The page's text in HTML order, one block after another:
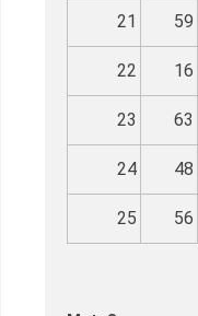
21 59
22 16
23 63
24 48
25 56